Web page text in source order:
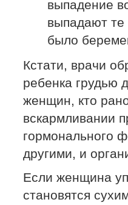
выпадение
выпадают
было
Кстати, врачи
ребенка грудью
женщин, кто
вскармливании
гормонального
другими, и
Если женщина
становятся